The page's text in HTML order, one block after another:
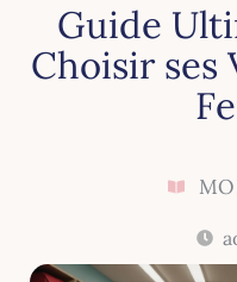
Guide
Choisir ses